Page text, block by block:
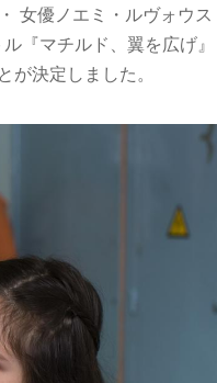
女優ノエミ・ルヴォウス
『マチルド、翼を広げ』
が決定しました。